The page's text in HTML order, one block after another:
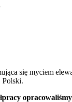
się myciem
Polski.